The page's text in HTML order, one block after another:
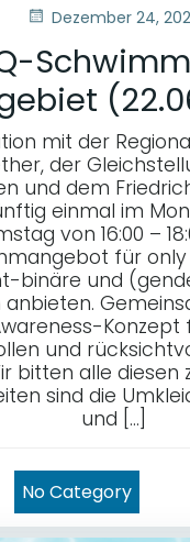
Dezember 24,
mit der
der
und dem
einmal im
von 16:00 –
für
binäre und
anbieten.
Konzept
und
bitten alle diesen
sind die
und […]
No Category